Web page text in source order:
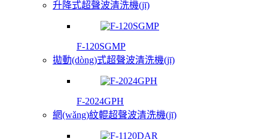
升降式超聲波清洗機(jī)
F-120SGMP
拋動(dòng)式超聲波清洗機(jī)
F-2024GPH
網(wǎng)紋輥超聲波清洗機(jī)